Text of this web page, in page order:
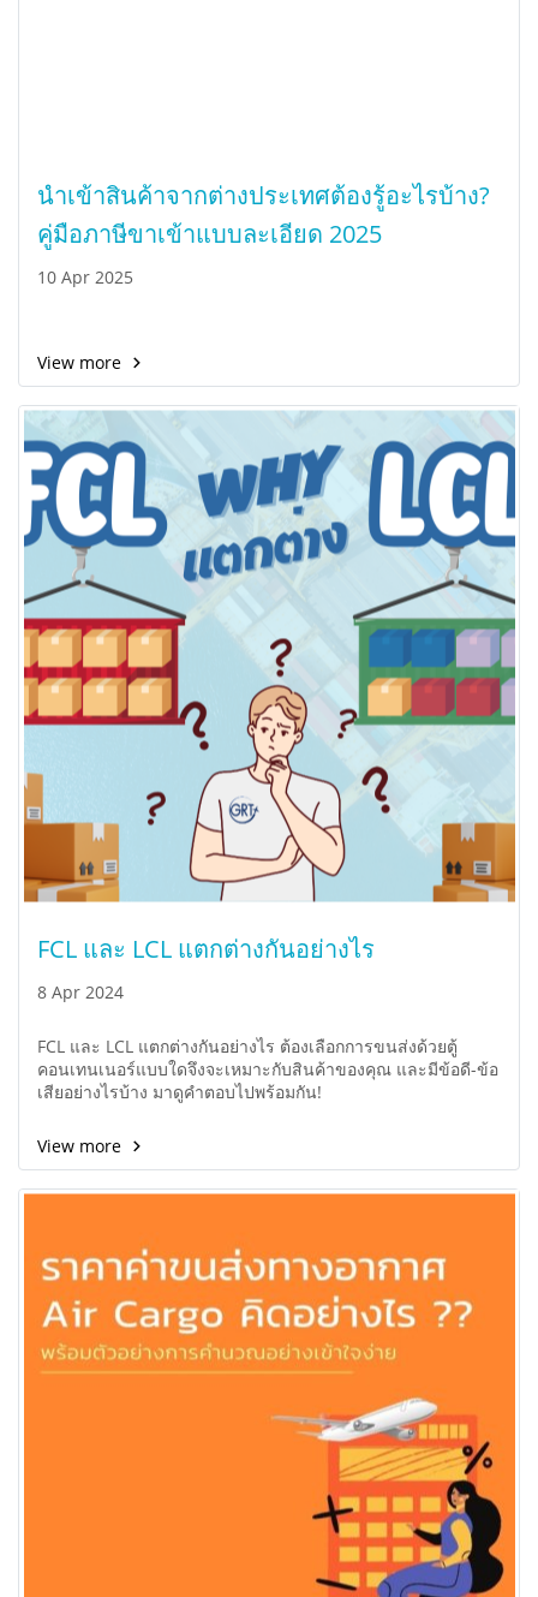
นำเข้าสินค้าจากต่างประเทศต้องรู้อะไรบ้าง?
คู่มือภาษีขาเข้าแบบละเอียด 2025
10 Apr 2025
View more
FCL และ LCL แตกต่างกันอย่างไร
8 Apr 2024
FCL และ LCL แตกต่างกันอย่างไร ต้องเลือกการขนส่งด้วยตู้
คอนเทนเนอร์แบบใดจึงจะเหมาะกับสินค้าของคุณ และมีข้อดี-ข้อ
เสียอย่างไรบ้าง มาดูคำตอบไปพร้อมกัน!
View more